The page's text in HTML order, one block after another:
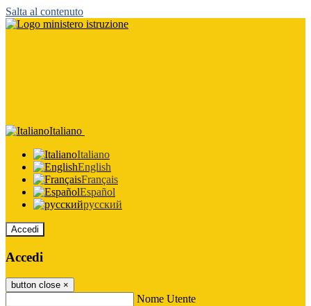
Salta al contenuto
Italiano
Italiano
English
Français
Español
русский
Accedi
Accedi
button close ×
Nome Utente